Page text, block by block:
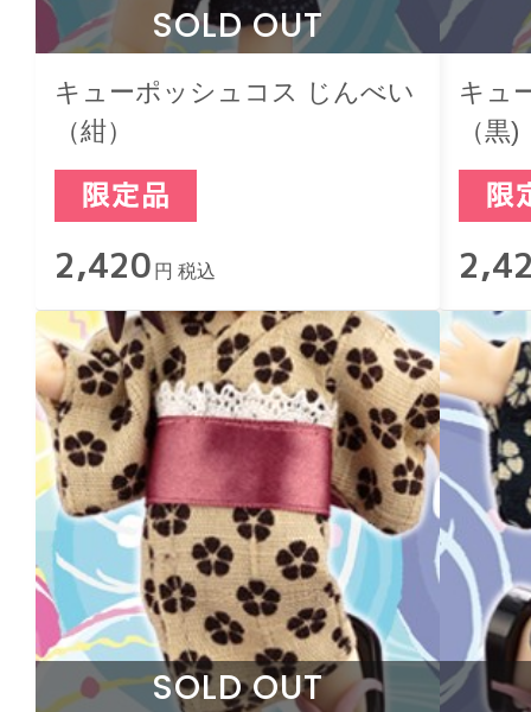
SOLD OUT
キューポッシュコス じんべい
（紺）
2,420 円 税込
キュ
（黒)
SOLD OUT